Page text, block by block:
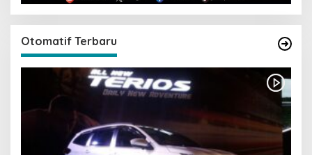
Otomatif Terbaru